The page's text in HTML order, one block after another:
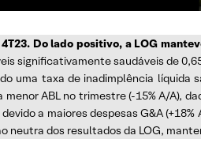
Do lado positivo, a LOG
significativamente saudáveis de
uma taxa de inadimplência líquida
ABL no trimestre (-15% A/A),
a maiores despesas G&A
neutra dos resultados da LOG,